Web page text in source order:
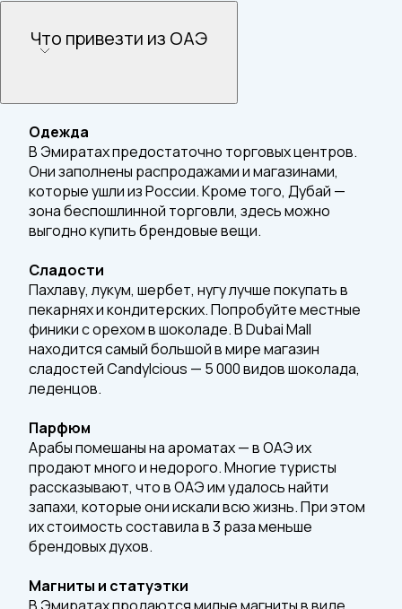
Что привезти из ОАЭ
Одежда
В Эмиратах предостаточно торговых центров.
Они заполнены распродажами и магазинами,
которые ушли из России. Кроме того, Дубай —
зона беспошлинной торговли, здесь можно
выгодно купить брендовые вещи.
Сладости
Пахлаву, лукум, шербет, нугу лучше покупать в
пекарнях и кондитерских. Попробуйте местные
финики с орехом в шоколаде. В Dubai Mall
находится самый большой в мире магазин
сладостей Candylcious — 5 000 видов шоколада,
леденцов.
Парфюм
Арабы помешаны на ароматах — в ОАЭ их
продают много и недорого. Многие туристы
рассказывают, что в ОАЭ им удалось найти
запахи, которые они искали всю жизнь. При этом
их стоимость составила в 3 раза меньше
брендовых духов.
Магниты и статуэтки